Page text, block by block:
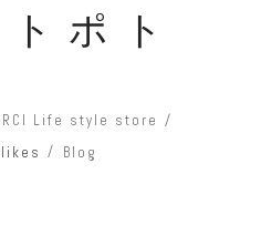
ポト
Life style store
Blog